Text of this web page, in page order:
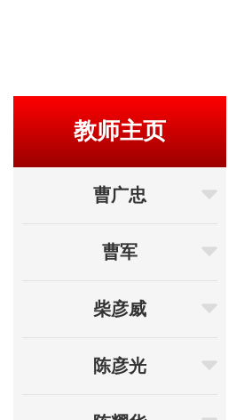
教师主页
曹广忠
曹军
柴彦威
陈彦光